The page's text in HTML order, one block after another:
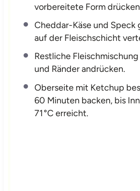
vorbereitete Form
Cheddar-Käse und Speck
auf der Fleischschicht
Restliche
und Ränder andrücken.
Oberseite mit Ketchup
60 Minuten backen, bis
71 °C erreicht.